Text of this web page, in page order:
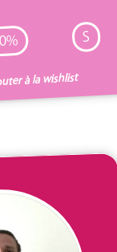
S
à la wishlist